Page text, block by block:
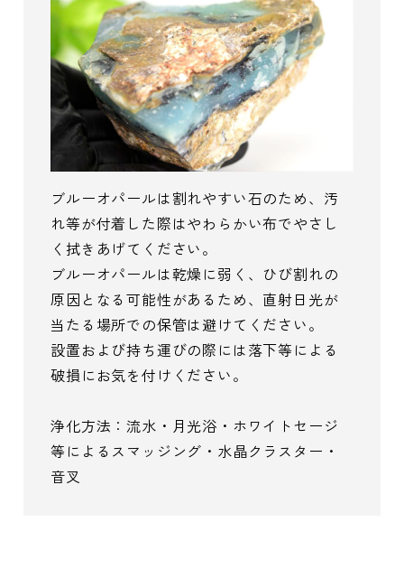
ブルーオパールは割れやすい石のため、汚
れ等が付着した際はやわらかい布でやさし
く拭きあげてください。
ブルーオパールは乾燥に弱く、ひび割れの
原因となる可能性があるため、直射日光が
当たる場所での保管は避けてください。
設置および持ち運びの際には落下等による
破損にお気を付けください。
浄化方法：流水・月光浴・ホワイトセージ
等によるスマッジング・水晶クラスター・
音叉